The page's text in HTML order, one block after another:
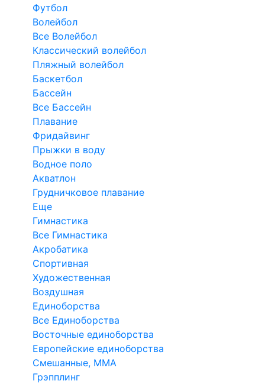
Футбол
Волейбол
Все Волейбол
Классический волейбол
Пляжный волейбол
Баскетбол
Бассейн
Все Бассейн
Плавание
Фридайвинг
Прыжки в воду
Водное поло
Акватлон
Грудничковое плавание
Еще
Гимнастика
Все Гимнастика
Акробатика
Спортивная
Художественная
Воздушная
Единоборства
Все Единоборства
Восточные единоборства
Европейские единоборства
Смешанные, ММА
Грэпплинг